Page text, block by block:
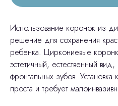
Использование коронок из
решение для сохранения
ребенка. Циркониевые
эстетичный, естественный
фронтальных зубов.
проста и требует